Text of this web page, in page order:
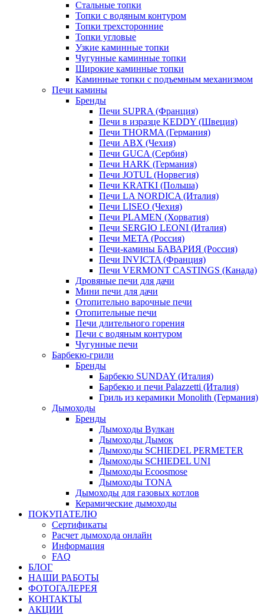
Стальные топки
Топки с водяным контуром
Топки трехсторонние
Топки угловые
Узкие каминные топки
Чугунные каминные топки
Широкие каминные топки
Каминные топки с подъемным механизмом
Печи камины
Бренды
Печи SUPRA (Франция)
Печи в изразце KEDDY (Швеция)
Печи THORMA (Германия)
Печи ABX (Чехия)
Печи GUCA (Сербия)
Печи HARK (Германия)
Печи JOTUL (Норвегия)
Печи KRATKI (Польша)
Печи LA NORDICA (Италия)
Печи LISEO (Чехия)
Печи PLAMEN (Хорватия)
Печи SERGIO LEONI (Италия)
Печи META (Россия)
Печи-камины БАВАРИЯ (Россия)
Печи INVICTA (Франция)
Печи VERMONT CASTINGS (Канада)
Дровяные печи для дачи
Мини печи для дачи
Отопительно варочные печи
Отопительные печи
Печи длительного горения
Печи с водяным контуром
Чугунные печи
Барбекю-грили
Бренды
Барбекю SUNDAY (Италия)
Барбекю и печи Palazzetti (Италия)
Гриль из керамики Monolith (Германия)
Дымоходы
Бренды
Дымоходы Вулкан
Дымоходы Дымок
Дымоходы SCHIEDEL PERMETER
Дымоходы SCHIEDEL UNI
Дымоходы Ecoosmose
Дымоходы TONA
Дымоходы для газовых котлов
Керамические дымоходы
ПОКУПАТЕЛЮ
Сертификаты
Расчет дымохода онлайн
Информация
FAQ
БЛОГ
НАШИ РАБОТЫ
ФОТОГАЛЕРЕЯ
КОНТАКТЫ
АКЦИИ